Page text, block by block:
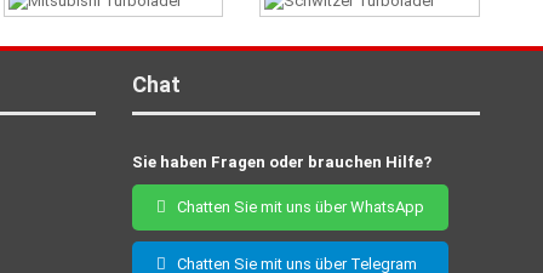
Chat
Sie haben Fragen oder brauchen Hilfe?
Chatten Sie mit uns über WhatsApp
Chatten Sie mit uns über Telegram